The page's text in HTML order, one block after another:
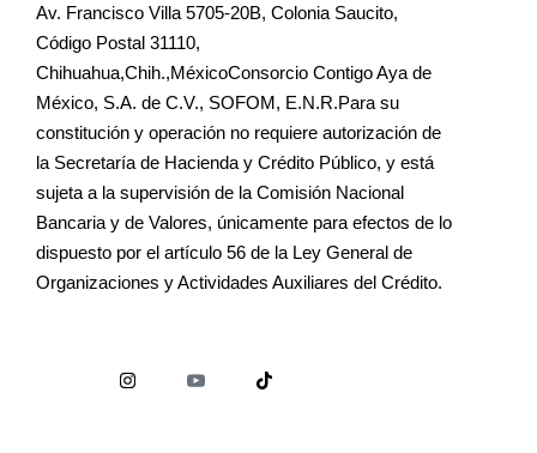
Av. Francisco Villa 5705-20B, Colonia Saucito,
Código Postal 31110,
Chihuahua,Chih.,MéxicoConsorcio Contigo Aya de
México, S.A. de C.V., SOFOM, E.N.R.Para su
constitución y operación no requiere autorización de
la Secretaría de Hacienda y Crédito Público, y está
sujeta a la supervisión de la Comisión Nacional
Bancaria y de Valores, únicamente para efectos de lo
dispuesto por el artículo 56 de la Ley General de
Organizaciones y Actividades Auxiliares del Crédito.